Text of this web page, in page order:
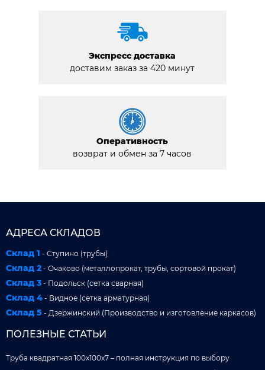
Экспресс доставка
доставим заказ за 420 минут
Оперативность
возврат и обмен за 7 часов
АДРЕСА СКЛАДОВ
Склад 1 - Ступино (трубы)
Склад 2 - Очаково (металлопрокат, трубы, сортовой прокат)
Склад 3 - Подольск (сетка сварная)
Склад 4 - Видное (сетка арматурная)
Склад 5 - Дзержинский (Производство и изготовление каркасов)
ПОЛЕЗНЫЕ СТАТЬИ
Труба квадратная 100x100x7 – полная инструкция по выбору